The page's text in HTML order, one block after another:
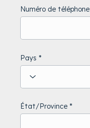
Numéro de téléphone
Pays
État/Province